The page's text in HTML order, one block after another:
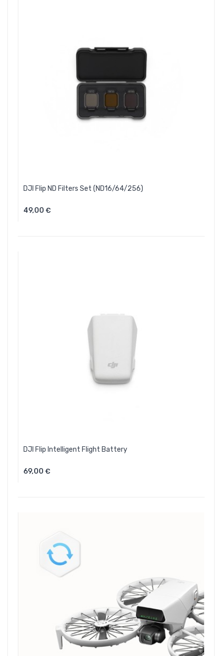
DJI Flip ND Filters Set (ND16/64/256)
49,00 €Aggiungi Al Carrello
DJI Flip Intelligent Flight Battery
69,00 €Aggiungi Al Carrello